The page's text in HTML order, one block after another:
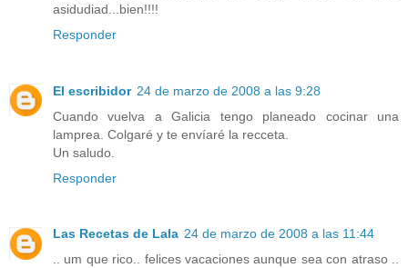
asidudiad...bien!!!!
Responder
El escribidor 24 de marzo de 2008 a las 9:28
Cuando vuelva a Galicia tengo planeado cocinar una
lamprea. Colgaré y te envíaré la recceta.
Un saludo.
Responder
Las Recetas de Lala 24 de marzo de 2008 a las 11:44
.. um que rico.. felices vacaciones aunque sea con atraso ..